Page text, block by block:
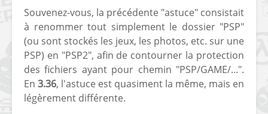
Souvenez-vous, la précédente "astuce" consistait
à renommer tout simplement le dossier "PSP"
(ou sont stockés les jeux, les photos, etc. sur une
PSP) en "PSP2", afin de contourner la protection
des fichiers ayant pour chemin "PSP/GAME/...".
En 3.36, l'astuce est quasiment la même, mais en
légèrement différente.
[Vita] Ouverture de
KyûHEN, le nouveau
concours de
homebrews
[PSP] Débricker une
PSP 2000/3000 est
désormais
[Switch]
nouveaux
SX Lite
[Switch]
SX Lite :